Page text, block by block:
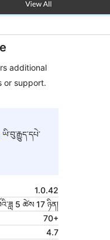
additional
or support.
ཡི་བུ་རྒྱུད་དཔེ་
1.0.42
5 ཚེས 17 ཉིན།
70+
4.7